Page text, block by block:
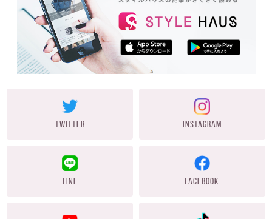
TWITTER INSTAGRAM
LINE FACEBOOK